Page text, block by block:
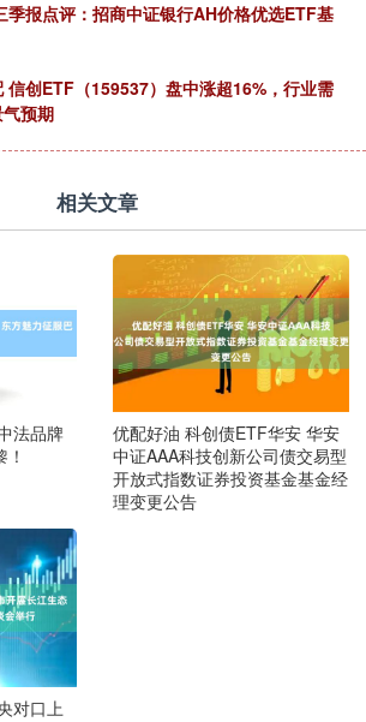
季报点评：招商中证银行AH价格优选ETF基
信创ETF（159537）盘中涨超16%，行业需
预期
相关文章
法品牌
优配好油 科创债ETF华安 华安
中证AAA科技创新公司债交易型
开放式指数证券投资基金基金经
理变更公告
对口上